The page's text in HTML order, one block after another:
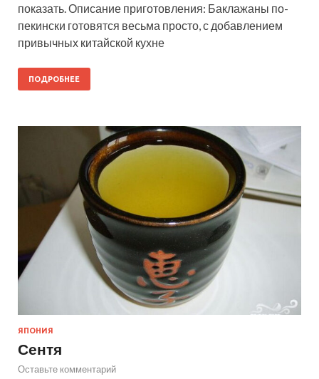
показать. Описание приготовления: Баклажаны по-
пекински готовятся весьма просто, с добавлением
привычных китайской кухне
ПОДРОБНЕЕ
ЯПОНИЯ
Сентя
Оставьте комментарий